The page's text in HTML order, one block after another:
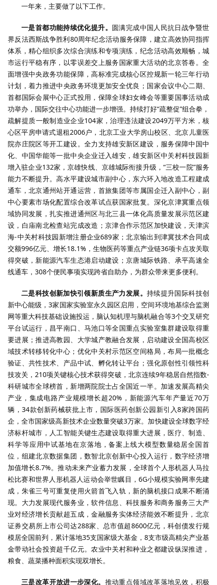
一年来，主要做了以下工作。
一是首都功能持续优化提升。 圆满完成中国人民抗日战争暨世
界反法西斯战争胜利80周年纪念活动服务保障，建立高效协同指挥
体系，精心组织多次综合演练和专项演练，纪念活动高效顺畅，城
市运行平稳有序，以零误差交上服务国家重大活动的北京答卷。全
面增强中央政务功能保障，高标准完成核心区控规新一轮三年行动
计划，着力推进中央政务环境更加安全优良；国家会议中心二期、
首都国际会展中心正式投用，保障全球妇女峰会等重要国事活动成
功举办，国际交往中心功能进一步增强。持续打好“疏整促”组合拳，
疏解提质一般制造业企业104家，治理违法建设2049万平方米，核
心区平房申请式退租2006户，北京工业大学房山校区、北京儿童医
院亦庄院区等开工建设。全力支持雄安新区建设，服务保障中国中
化、中国华能等一批中央企业迁入雄安，雄安新区中关村科技园新
增入驻企业132家，京雄快线、京雄城际衔接升级，“三校一院”服务
能力不断提升。高水平建设城市副中心，东六环入地改造工程建成
通车，北京通州站开通运营，首旅集团等市属国企迁入副中心，副
中心要素市场化配置综合改革试点获国家批复。深化京津冀重点领
域协同发展，扎实推进通州区与北三县一体化高质量发展示范区建
设，白庙南北检查站完成改造；京津合作示范区加快建设，天津滨
海-中关村科技园新增注册企业689家；北京输出到津冀技术合同成
交额996亿元、增长18.1%，生物医药等重点产业链36项卡点攻关取
得突破，新能源汽车生态港启动建设；京唐城际铁路、承平高速全
线通车，308个便民事项实现跨省自助办，为群众带来更多便利。
二是科技创新加快引领新质生产力发展。 持续提升国际科技创
新中心能级，3家国家实验室永久园区启用，空间环境地基综合监测
网等重大科技基础设施投运，脑认知机理与脑机融合等3个交叉研究
平台试运行，昌平南口、马池口等全国重点实验室集群建设取得重
要进展；推进高教园、大学城产教融合发展，启动建设全国高校区
域技术转移转化中心；优化中关村示范区空间格局，布局一批概念
验证、共性技术、产品中试、孵化转让平台；强化原创性引领性科
技攻关，210项关键核心技术获得突破，北京连续9年稳居自然指数-
科研城市全球榜首，新增两院院士占全国近一半。加速发展高精尖
产业，集成电路产业规模增长超20%，新能源汽车年产量近70万
辆，34款创新药械获批上市，国际医药创新公园新引入8家跨国药
企，全市国家级高新技术企业数量突破3万家。加快建设全球数字经
济标杆城市，人工智能关键生态建设取得重大进展，医疗、制造、
科学等应用中试基地在京落地，备案上线大模型数量稳居全国首
位，组建北京数据集团，数智北京创新中心投入运行，数字经济增
加值增长8.7%。推动未来产业蓄力发展，全球首个人形机器人马拉
松比赛和世界人形机器人运动会举世瞩目，6G小规模实验网率先建
成，朱雀三号可重复使用火箭首飞入轨，新的脑机接口成果不断涌
现。大力发展现代服务业，软件信息、科技服务和商务服务三大产
业对经济增长贡献超五成，金融服务实体经济能效不断提升，北京
证券交易所上市公司达288家、总市值超8600亿元，科创债发行规
模居全国前列，累计落地35支国家级大基金，8支市级高精尖产业基
金带动社会投资超千亿元。农业中关村和种业之都建设纵深推进，
粮食、蔬菜播种面积实现双增长。
三是改革开放进一步深化。 推动重点领域改革落地见效，积极